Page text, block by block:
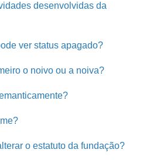
desenvolvidas da
ver status apagado?
o noivo ou a noiva?
o estatuto da fundação?